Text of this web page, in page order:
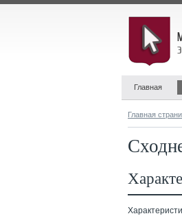
Главная
Главная